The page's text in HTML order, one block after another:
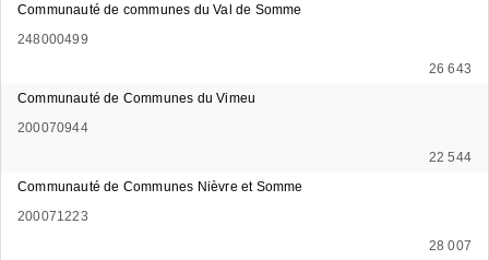
Communauté de communes du Val de Somme
248000499
26 643
Communauté de Communes du Vimeu
200070944
22 544
Communauté de Communes Nièvre et Somme
200071223
28 007